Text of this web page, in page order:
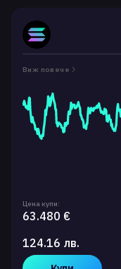
Виж повече
Цена купи:
63.480 €
124.16 лв.